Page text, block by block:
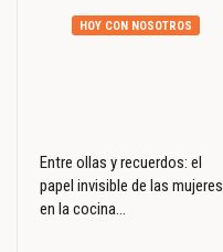
HOY CON NOSOTROS
Entre ollas y recuerdos: el
papel invisible de las mujeres
en la cocina…